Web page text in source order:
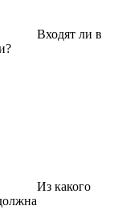
Входят ли в
Из какого